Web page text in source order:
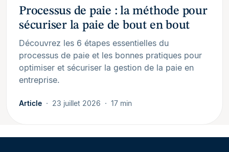
Processus de paie : la méthode pour
sécuriser la paie de bout en bout
Découvrez les 6 étapes essentielles du
processus de paie et les bonnes pratiques pour
optimiser et sécuriser la gestion de la paie en
entreprise.
Article 23 juillet 2026 17 min